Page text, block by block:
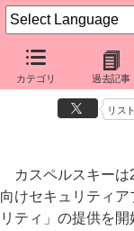
カテゴリ 過去記事
カスペルスキー、
リスト
カスペルスキーは
向けセキュリティア
リティ」の提供を